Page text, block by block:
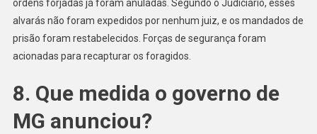
ordens forjadas já foram anuladas. Segundo o Judiciário, esses
alvarás não foram expedidos por nenhum juiz, e os mandados de
prisão foram restabelecidos. Forças de segurança foram
acionadas para recapturar os foragidos.
8. Que medida o governo de
MG anunciou?